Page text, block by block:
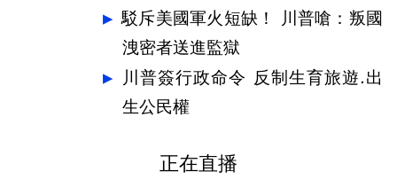
駁斥美國軍火短缺！ 川普嗆：叛國
洩密者送進監獄
川普簽行政命令 反制生育旅遊.出
生公民權
正在直播